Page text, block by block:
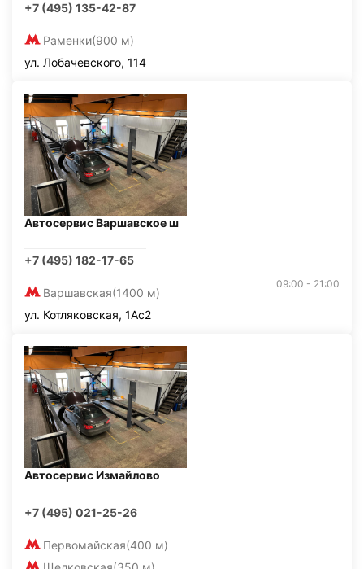
+7 (495) 135-42-87
Раменки(900 м)
ул. Лобачевского, 114
Автосервис Варшавское ш
+7 (495) 182-17-65
Варшавская(1400 м)
09:00 - 21:00
ул. Котляковская, 1Ас2
Автосервис Измайлово
+7 (495) 021-25-26
Первомайская(400 м)